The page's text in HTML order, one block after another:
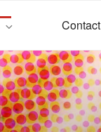
Contact